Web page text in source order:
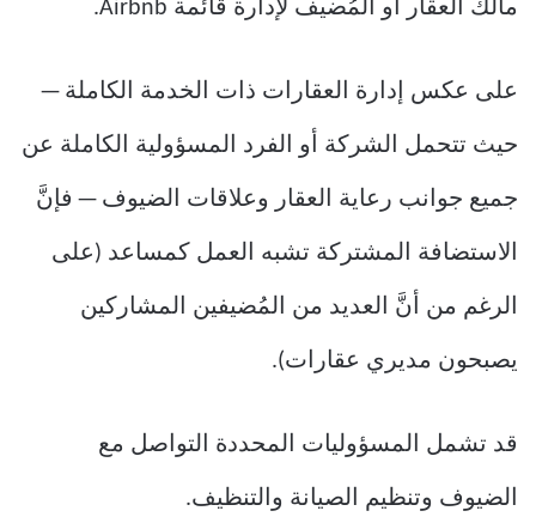
مالك العقار أو المُضيف لإدارة قائمة Airbnb.
على عكس إدارة العقارات ذات الخدمة الكاملة —
حيث تتحمل الشركة أو الفرد المسؤولية الكاملة عن
جميع جوانب رعاية العقار وعلاقات الضيوف — فإنَّ
الاستضافة المشتركة تشبه العمل كمساعد (على
الرغم من أنَّ العديد من المُضيفين المشاركين
يصبحون مديري عقارات).
قد تشمل المسؤوليات المحددة التواصل مع
الضيوف وتنظيم الصيانة والتنظيف.